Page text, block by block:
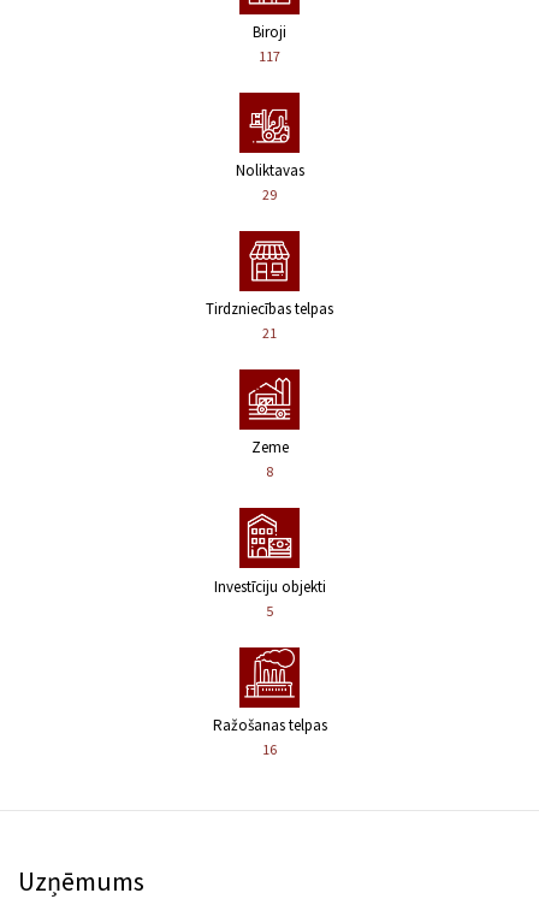
Biroji
117
Noliktavas
29
Tirdzniecības telpas
21
Zeme
8
Investīciju objekti
5
Ražošanas telpas
16
Uzņēmums